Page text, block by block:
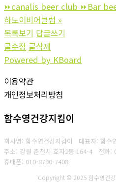
⏩‍canalis beer club ⏩Bar
하노이비어클럽 »
목록보기 답글쓰기
글수정 글삭제
Powered by KBoard
이용약관
개인정보처리방침
함수영건강지킴이
회사명: 함수영건강지킴이 대표자: 함수
주소: 강원 춘천시 효자2동 164-4 전화:
휴대폰: 010-8790-7408
Copyright © 2025 함수영건